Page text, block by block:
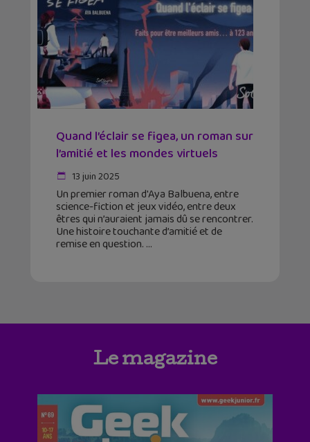
Quand l’éclair se figea, un roman sur
l’amitié et les mondes virtuels
13 juin 2025
Un premier roman d'Aya Balbuena, entre
science-fiction et jeux vidéo, entre deux
êtres qui n’auraient jamais dû se rencontrer.
Une histoire touchante d’amitié et de
remise en question.
Le magazine